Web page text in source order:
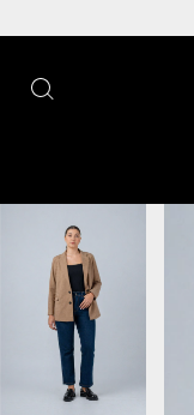
SALE 30%